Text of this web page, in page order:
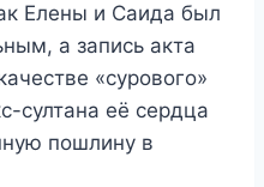
Елены и Саида был
а запись акта
«сурового»
султана её сердца
пошлину в